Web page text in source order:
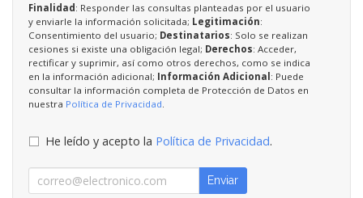
Finalidad: Responder las consultas planteadas por el usuario
y enviarle la información solicitada; Legitimación:
Consentimiento del usuario; Destinatarios: Solo se realizan
cesiones si existe una obligación legal; Derechos: Acceder,
rectificar y suprimir, así como otros derechos, como se indica
en la información adicional; Información Adicional: Puede
consultar la información completa de Protección de Datos en
nuestra Política de Privacidad
He leído y acepto la Política de Privacidad.
Enviar